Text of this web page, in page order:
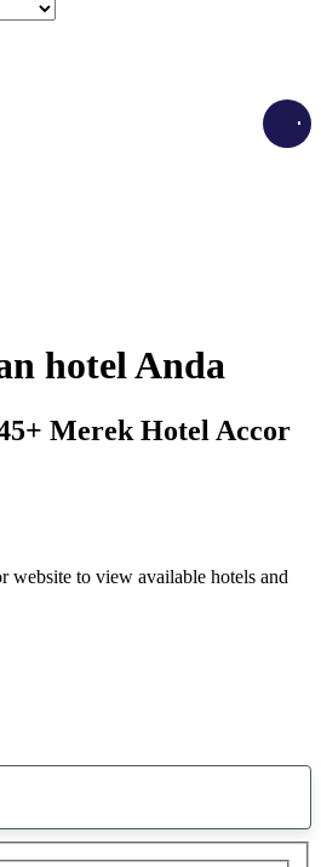
hotel Anda
Merek Hotel Accor
website to view available hotels and
saran
ditemukan